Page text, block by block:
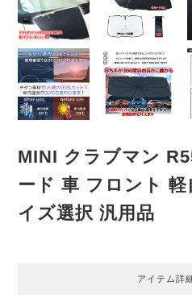
MINI クラブマン
ード 車 フロント
イズ選択 汎用品
アイテム詳